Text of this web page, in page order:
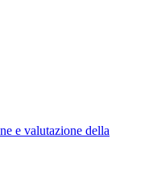
e valutazione della